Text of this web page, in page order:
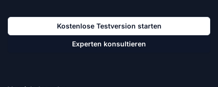
Kostenlose Testversion starten
Experten konsultieren